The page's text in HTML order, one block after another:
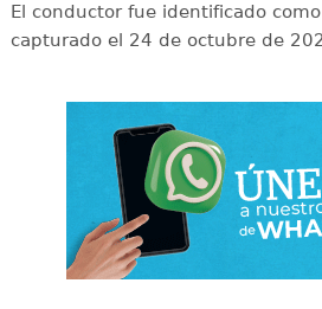
El conductor fue identificado
capturado el 24 de octubre de